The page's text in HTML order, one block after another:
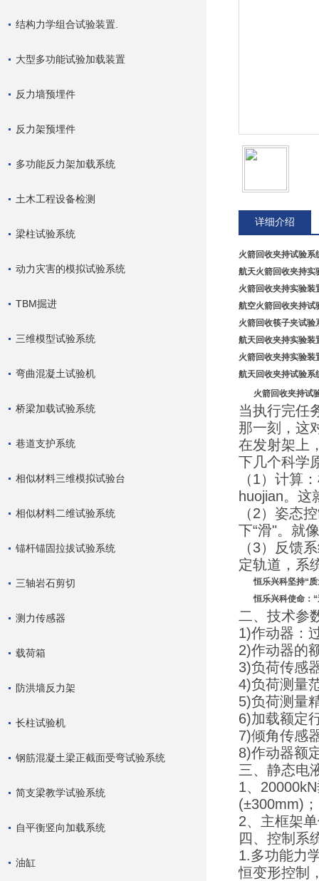
结构力学组合试验装置.
大型多功能试验加载装置
反力墙预埋件
反力架预埋件
多功能反力架加载系统
土木工程设备检测
梁柱试验系统
动力灾害的模拟试验系统
TBM掘进
三维模型试验系统
弯曲混凝土试验机
桥梁加载试验系统
巷道支护系统
相似材料三维模拟试验台
相似材料二维试验系统
锚杆锚固拉拔试验系统
三轴岩石剪切
测力传感器
载荷箱
防洪墙反力架
长柱试验机
钢筋混凝土梁正截面受弯试验系统
简支梁教学试验系统
自平衡竖向加载系统
油缸
详细介绍
火箭回收夹持试验系
航天火箭回收夹持实
火箭回收夹持实验装
航空火箭回收夹持试
火箭回收筷子夹试
航天回收夹持实验装
火箭回收夹持实验装
航天回收夹持试验系
火箭回收夹持试
当执行完任
那一刻，这
在发射架上
下几个科学
（1）计算
huojian。这
（2）姿态
下“滑"。就
（3）反馈
定轨道，系
恒乐兴科坚持“质
恒乐兴科使命：“
二、技术参
1)作动器：
2)作动器的
3)负荷传感
4)负荷测量
5)负荷测量
6)加载额定
7)倾角传感
8)作动器额
三、静态电
1、
(±300mm)
2、主框架
四、控制系
1.多功能力
恒变形控制